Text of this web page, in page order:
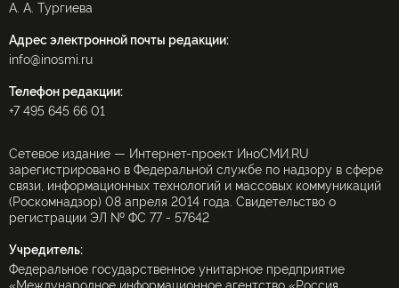
А. А. Тургиева
Адрес электронной почты редакции:
info@inosmi.ru
Телефон редакции:
+7 495 645 66 01
Сетевое издание — Интернет-проект ИноСМИ.RU
зарегистрировано в Федеральной службе по надзору в сфере
связи, информационных технологий и массовых коммуникаций
(Роскомнадзор) 08 апреля 2014 года. Свидетельство о
регистрации ЭЛ № ФС 77 - 57642
Учредитель:
Федеральное государственное унитарное предприятие